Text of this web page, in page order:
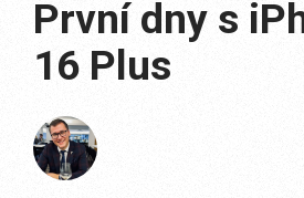
První dny s
16 Plus